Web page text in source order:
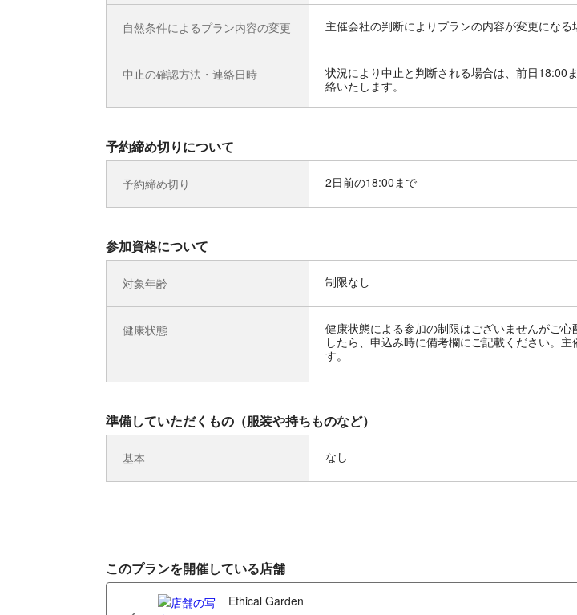
自然条件によるプラン内容の変更 主催会社の判断によりプランの内容が変更になる
中止の確認方法・連絡日時
状況により中止と判断される場合は、前日18:00
絡いたします。
予約締め切りについて
予約締め切り 2日前の18:00まで
参加資格について
対象年齢 制限なし
健康状態
健康状態による参加の制限はございませんがご心
したら、申込み時に備考欄にご記載ください。主
す。
準備していただくもの（服装や持ちものなど）
基本 なし
このプランを開催している店舗
Ethical Garden